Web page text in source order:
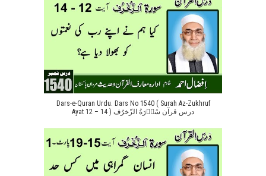
Dars-e-Quran Urdu. Dars No 1540 ( Surah Az-Zukhruf
Ayat 12 – 14 ) درس قرآن سُوۡرَةُ الزّخرُف